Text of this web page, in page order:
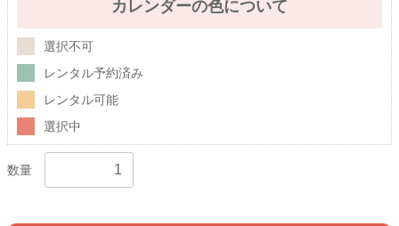
カレンダーの色について
選択不可
レンタル予約済み
レンタル可能
選択中
数量